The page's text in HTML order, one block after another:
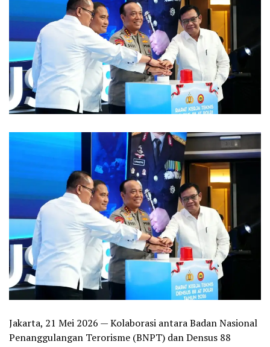
Jakarta, 21 Mei 2026 — Kolaborasi antara Badan Nasional
Penanggulangan Terorisme (BNPT) dan Densus 88